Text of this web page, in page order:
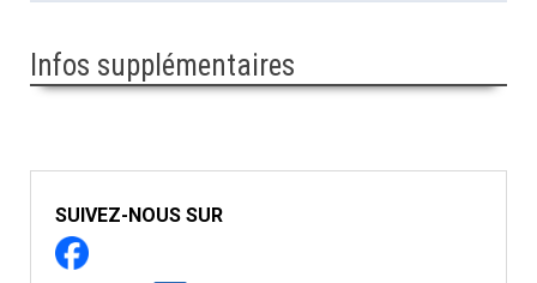
Infos supplémentaires
SUIVEZ-NOUS SUR